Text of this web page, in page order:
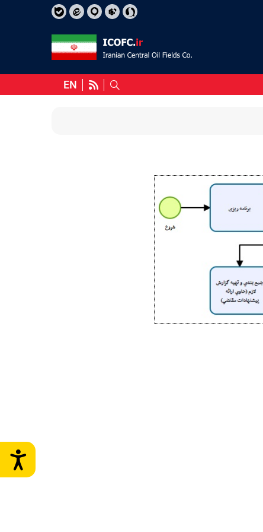
منشور اخلاقی شرکت ملی نفت ایران
EN